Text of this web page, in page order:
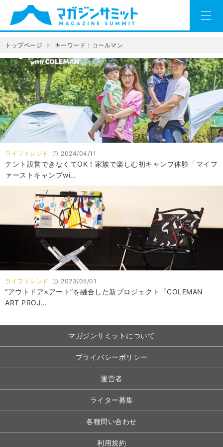
トップページ キーワード：コールマン
ライフトレンド 2024/04/11
テント設営できなくてOK！家族で楽しむ初キャンプ体験「マイフ
ァーストキャンプwi…
ライフトレンド 2023/05/01
“アウトドア×アート”を融合した新プロジェクト『COLEMAN
ART PROJ…
マガジンサミットについて
プライバシーポリシー
運営者
ライター募集
各種問い合わせ
利用規約